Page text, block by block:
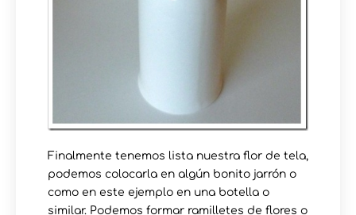
Finalmente tenemos lista nuestra flor de tela,
podemos colocarla en algún bonito jarrón o
como en este ejemplo en una botella o
similar. Podemos formar ramilletes de flores o